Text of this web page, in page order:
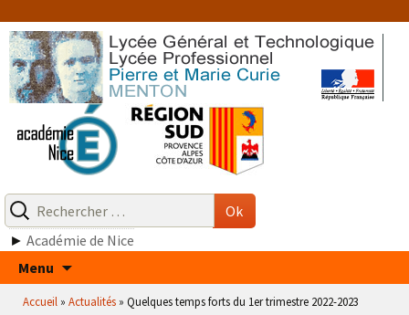
au
contenu
pour
:
Ok
► Académie de Nice
Menu
au
contenu
Accueil » Actualités » Quelques temps forts du 1er trimestre 2022-2023